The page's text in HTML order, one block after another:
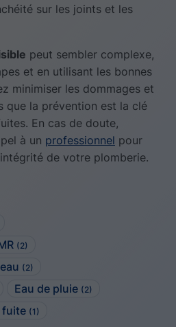
(2)
(2)
Eau de pluie (2)
fuite (1)
sur les joints et les
peut sembler complexe,
et en utilisant les bonnes
minimiser les dommages et
que la prévention est la clé
En cas de doute,
à un professionnel pour
de votre plomberie.